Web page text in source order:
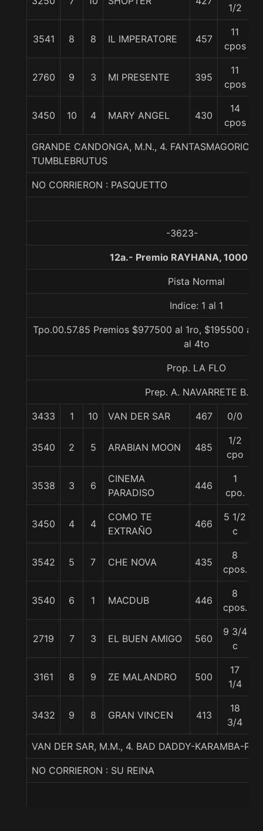
1/2
3541 8 8 IL IMPERATORE 457
11
cpos
2760 9 3 MI PRESENTE 395
11
cpos
3450 10 4 MARY ANGEL 430
14
cpos
GRANDE CANDONGA, M.N., 4.
TUMBLEBRUTUS
NO CORRIERON : PASQUETTO
-3623-
12a.- Premio RAYHANA, 1000
Pista Normal
Indice: 1 al 1
Tpo.00.57.85 Premios $977500 al 1ro, $195500 al
al 4to
Prop. LA FLO
Prep. A. NAVARRETE B.
3433 1 10 VAN DER SAR 467 0/0
3540 2 5 ARABIAN MOON 485
1/2
cpo
3538 3 6
CINEMA
PARADISO
446
1
cpo.
3450 4 4
COMO TE
EXTRAÑO
466
5 1/2
c
3542 5 7 CHE NOVA 435
8
cpos.
3540 6 1 MACDUB 446
8
cpos.
2719 7 3 EL BUEN AMIGO 560
9 3/4
c
3161 8 9 ZE MALANDRO 500
17
1/4
3432 9 8 GRAN VINCEN 413
18
3/4
VAN DER SAR, M.M., 4. BAD DADDY-KARAMBA-
NO CORRIERON : SU REINA